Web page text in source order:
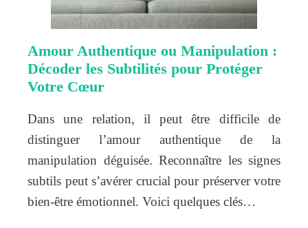
Amour Authentique ou Manipulation :
Décoder les Subtilités pour Protéger
Votre Cœur
Dans une relation, il peut être difficile de
distinguer l’amour authentique de la
manipulation déguisée. Reconnaître les signes
subtils peut s’avérer crucial pour préserver votre
bien-être émotionnel. Voici quelques clés…